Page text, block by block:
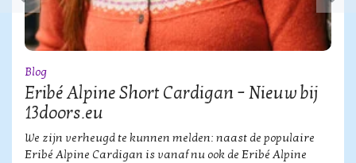
Blog
Eribé Alpine Short Cardigan – Nieuw bij
13doors.eu
We zijn verheugd te kunnen melden: naast de populaire
Eribé Alpine Cardigan is vanaf nu ook de Eribé Alpine